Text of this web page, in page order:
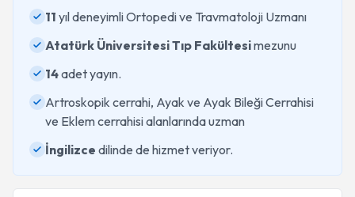
11 yıl deneyimli Ortopedi ve Travmatoloji Uzmanı
Atatürk Üniversitesi Tıp Fakültesimezunu
14adet yayın.
Artroskopik cerrahi, Ayak ve Ayak Bileği Cerrahisi
ve Eklem cerrahisi alanlarında uzman
İngilizce dilinde de hizmet veriyor.